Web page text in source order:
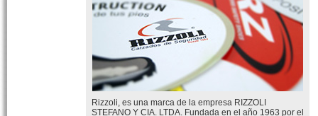
Rizzoli, es una marca de la empresa RIZZOLI
STEFANO Y CIA. LTDA. Fundada en el año 1963 por el